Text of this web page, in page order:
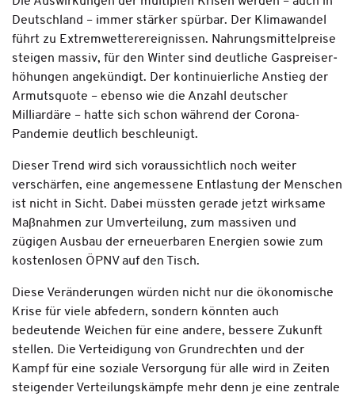
Deutschland – immer stärker spürbar. Der Klimawandel
führt zu Extremwetterereignissen. Nahrungsmittelpreise
steigen massiv, für den Win­ter sind deutliche Gaspreiser­
hö­hungen angekündigt. Der kontinuier­liche Anstieg der
Armutsquote – ebenso wie die Anzahl deutscher
Milliardäre – hatte sich schon während der Corona-
Pandemie deutlich beschleunigt.
Dieser Trend wird sich voraussichtlich noch weiter
verschärfen, eine angemessene Entlastung der Menschen
ist nicht in Sicht. Dabei müssten gerade jetzt wirksame
Maßnahmen zur Umverteilung, zum massiven und
zügigen Ausbau der erneu­erbaren Energien sowie zum
kosten­losen ÖPNV auf den Tisch.
Diese Veränderungen würden nicht nur die ökonomische
Krise für viele abfedern, sondern könnten auch
bedeutende Weichen für eine andere, bessere Zukunft
stellen. Die Verteidigung von Grundrechten und der
Kampf für eine soziale Versorgung für alle wird in Zeiten
steigender Verteilungskämpfe mehr denn je eine zentrale